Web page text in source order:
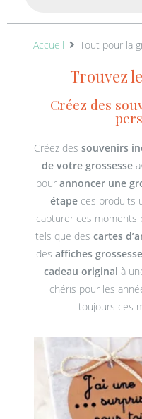
Accueil Tout pour la
Trouvez
Créez des
Créez des souvenirs
de votre grossesse
pour annoncer une
étapeces produits
capturer ces moments
tels que des cartes
des affiches grossesse
cadeau original à
chéris pour les
toujours ces